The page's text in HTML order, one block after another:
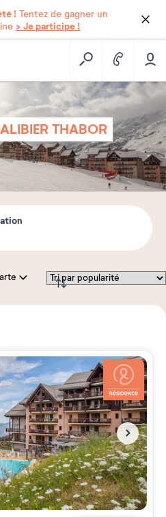
! Tentez de gagner un
> Je participe !
THABOR